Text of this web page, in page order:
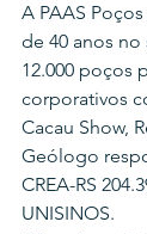
A PAAS
de 40 anos
12.000 poços
corporativos
Cacau Show,
Geólogo
CREA-RS
UNISINOS.